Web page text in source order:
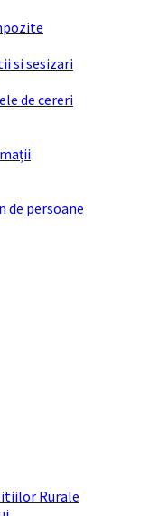
si sesizari
de cereri
de persoane
Rurale